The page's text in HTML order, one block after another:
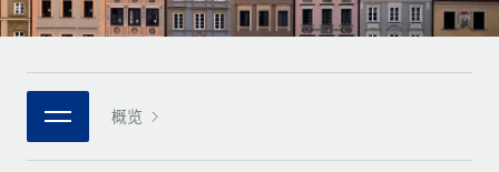
团队的内置核心人力资源功能
连接 新的
使用我们的 MCP 将任何人工智能工具与 Remote 平台相连
企业
与我们携手合作
战略技术合作伙伴
人力资源术语表
核对表和模板
职位描述库
网络研讨会
Italiano
Português (Portugal)
日本語
概览